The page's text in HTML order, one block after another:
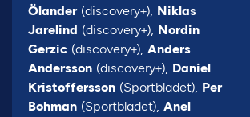
Ölander(discovery+), Niklas
Jarelind (discovery+), Nordin
Gerzic (discovery+), Anders
Andersson (discovery+), Daniel
Kristoffersson (Sportbladet), Per
Bohman (Sportbladet), Anel